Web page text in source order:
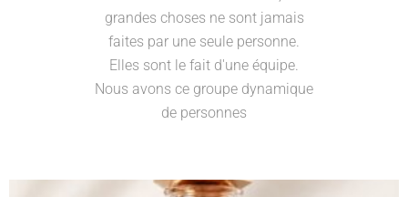
grandes choses ne sont jamais
faites par une seule personne.
Elles sont le fait d'une équipe.
Nous avons ce groupe dynamique
de personnes